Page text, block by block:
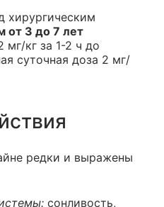
хирургическим
от 3 до 7 лет
мг/кг за 1-2 ч до
суточная доза 2 мг/
редки и выражены
сонливость,